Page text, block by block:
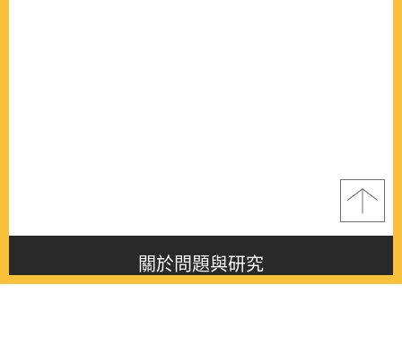
關於問題與研究
About this journal